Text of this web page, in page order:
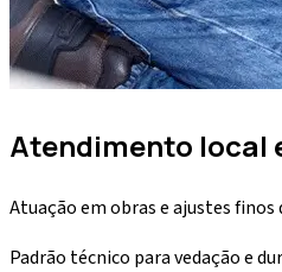
Atendimento local
Atuação em obras e ajustes finos
Padrão técnico para vedação e